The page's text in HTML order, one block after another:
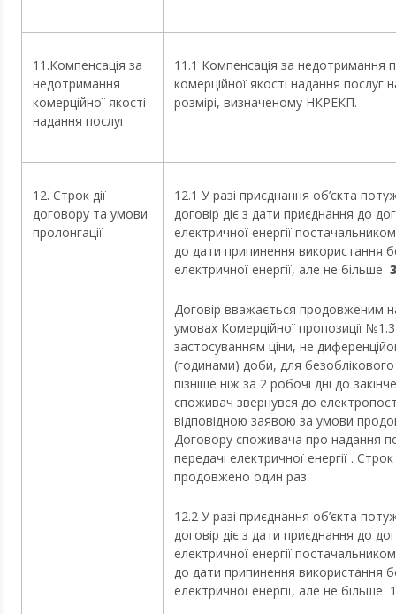
11.Компенсація за
недотримання
комерційної якості
надання послуг
11.1 Компенсація за недотримання
комерційної якості надання послуг
розмірі, визначеному НКРЕКП.
12. Строк дії
договору та умови
пролонгації
12.1 У разі приєднання об’єкта
договір діє з дати приєднання до
електричної енергії
до дати припинення використання
електричної енергії, але не більше
Договір вважається продовженим
умовах Комерційної пропозиції
застосуванням ціни, не
(годинами) доби, для
пізніше ніж за 2 робочі дні до
споживач звернувся до
відповідною заявою за умови
Договору споживача про надання
передачі електричної енергії .
продовжено один раз.
12.2 У разі приєднання об’єкта
договір діє з дати приєднання до
електричної енергії
до дати припинення використання
електричної енергії, але не більше